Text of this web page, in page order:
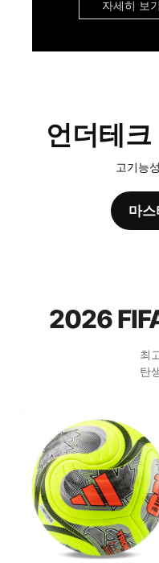
자세히 보기
언더테크
고기능
마스
2026
최
탄